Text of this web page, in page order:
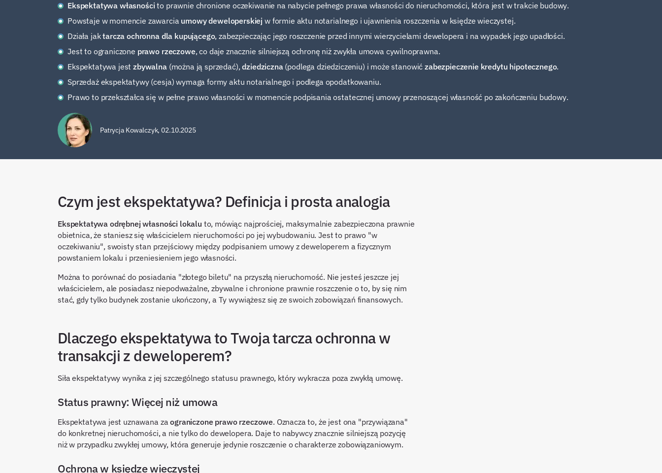
Ekspektatywa własności to prawnie chronione oczekiwanie na nabycie pełnego prawa własności do nieruchomości, która jest w trakcie budowy.
Powstaje w momencie zawarcia umowy deweloperskiej w formie aktu notarialnego i ujawnienia roszczenia w księdze wieczystej.
Działa jaktarcza ochronna dla kupującego, zabezpieczając jego roszczenie przed innymi wierzycielami dewelopera i na wypadek jego upadłości.
Jest to ograniczone prawo rzeczowe, co daje znacznie silniejszą ochronę niż zwykła umowa cywilnoprawna.
Ekspektatywa jestzbywalna(można ją sprzedać),dziedziczna(podlega dziedziczeniu) i może stanowićzabezpieczenie kredytu hipotecznego.
Sprzedaż ekspektatywy (cesja) wymaga formy aktu notarialnego i podlega opodatkowaniu.
Prawo to przekształca się w pełne prawo własności w momencie podpisania ostatecznej umowy przenoszącej własność po zakończeniu budowy.
Patrycja Kowalczyk,02.10.2025
Czym jest ekspektatywa? Definicja i prosta analogia
Ekspektatywa odrębnej własności lokalu to, mówiąc najprościej, maksymalnie zabezpieczona prawnie
obietnica, że staniesz się właścicielem nieruchomości po jej wybudowaniu. Jest to prawo "w
oczekiwaniu", swoisty stan przejściowy między podpisaniem umowy z deweloperem a fizycznym
powstaniem lokalu i przeniesieniem jego własności.
Można to porównać do posiadania "złotego biletu" na przyszłą nieruchomość. Nie jesteś jeszcze jej
właścicielem, ale posiadasz niepodważalne, zbywalne i chronione prawnie roszczenie o to, by się nim
stać, gdy tylko budynek zostanie ukończony, a Ty wywiążesz się ze swoich zobowiązań finansowych.
Dlaczego ekspektatywa to Twoja tarcza ochronna w
transakcji z deweloperem?
Siła ekspektatywy wynika z jej szczególnego statusu prawnego, który wykracza poza zwykłą umowę.
Status prawny: Więcej niż umowa
Ekspektatywa jest uznawana zaograniczone prawo rzeczowe. Oznacza to, że jest ona "przywiązana"
do konkretnej nieruchomości, a nie tylko do dewelopera. Daje to nabywcy znacznie silniejszą pozycję
niż w przypadku zwykłej umowy, która generuje jedynie roszczenie o charakterze zobowiązaniowym.
Ochrona w księdze wieczystej